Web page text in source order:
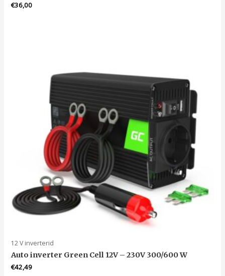
€36,00
12 V inverterid
Auto inverter Green Cell 12V – 230V 300/600 W
€42,49